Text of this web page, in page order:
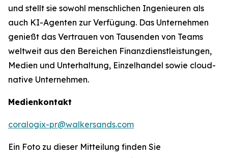
und stellt sie sowohl menschlichen Ingenieuren als
auch KI-Agenten zur Verfügung. Das Unternehmen
genießt das Vertrauen von Tausenden von Teams
weltweit aus den Bereichen Finanzdienstleistungen,
Medien und Unterhaltung, Einzelhandel sowie cloud-
native Unternehmen.
Medienkontakt
coralogix-pr@walkersands.com
Ein Foto zu dieser Mitteilung finden Sie